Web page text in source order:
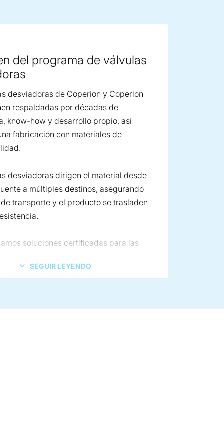
del programa de válvulas
desviadoras de Coperion y Coperion
respaldadas por décadas de
know-how y desarrollo propio, así
fabricación con materiales de
desviadoras dirigen el material desde
a múltiples destinos, asegurando
transporte y el producto se trasladen
soluciones certificadas para las
al diseño sanitario e ignífugo y
con las normativas ATEX.
SEGUIR LEYENDO